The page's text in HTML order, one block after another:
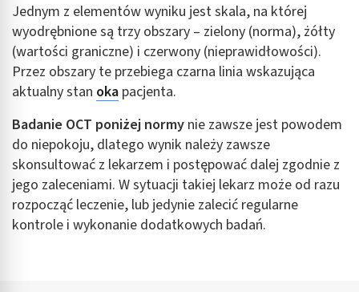
Jednym z elementów wyniku jest skala, na której
wyodrębnione są trzy obszary – zielony (norma), żółty
(wartości graniczne) i czerwony (nieprawidłowości).
Przez obszary te przebiega czarna linia wskazująca
aktualny stan oka pacjenta.
Badanie OCT poniżej normy nie zawsze jest powodem
do niepokoju, dlatego wynik należy zawsze
skonsultować z lekarzem i postępować dalej zgodnie z
jego zaleceniami. W sytuacji takiej lekarz może od razu
rozpocząć leczenie, lub jedynie zalecić regularne
kontrole i wykonanie dodatkowych badań.